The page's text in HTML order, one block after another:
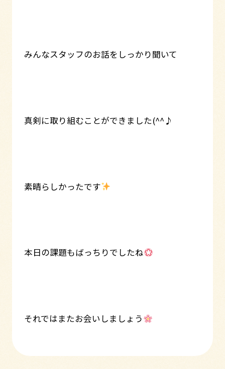
みんなスタッフのお話をしっかり聞いて
真剣に取り組むことができました(^^♪
素晴らしかったです
本日の課題もばっちりでしたね
それではまたお会いしましょう